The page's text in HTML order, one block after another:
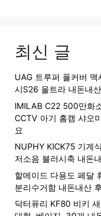
최신 글
UAG 트루퍼 풀커버
시S26 울트라 내돈내
IMILAB C22 500만화
CCTV 아기 홈캠 샤오
요
NUPHY KICK75 기계
저소음 블러시축 내돈
할메이드 다용도 페달
분리수거함 내돈내산
닥터퓨리 KF80 비키